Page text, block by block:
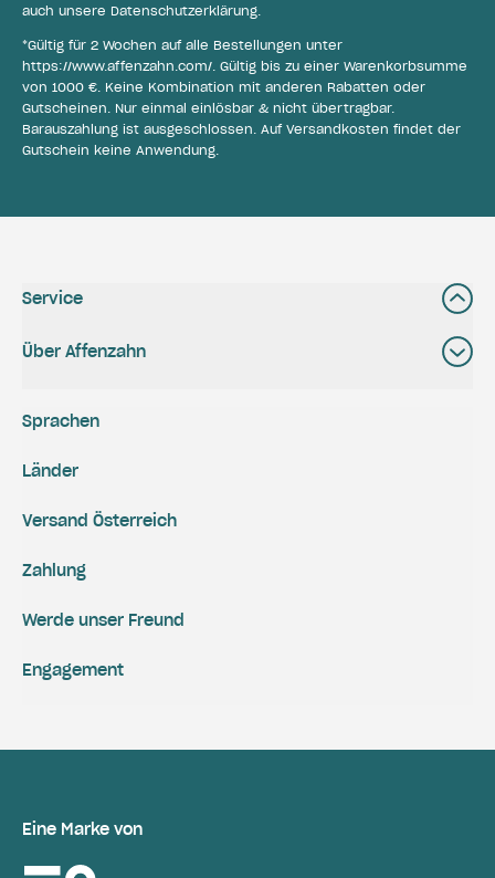
auch unsere Datenschutzerklärung.
*Gültig für 2 Wochen auf alle Bestellungen unter
https://www.affenzahn.com/. Gültig bis zu einer Warenkorbsumme
von 1000 €. Keine Kombination mit anderen Rabatten oder
Gutscheinen. Nur einmal einlösbar & nicht übertragbar.
Barauszahlung ist ausgeschlossen. Auf Versandkosten findet der
Gutschein keine Anwendung.
Service
Über Affenzahn
Versand Österreich
Zahlung
Engagement
Werde unser Freund
Sprachen
Länder
Eine Marke von